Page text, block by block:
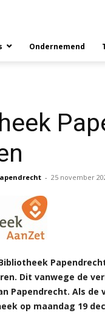
Ondernemend
- 25 november
Bibliotheek
Dit vanwege de
Papendrecht. Als
op maandag 19